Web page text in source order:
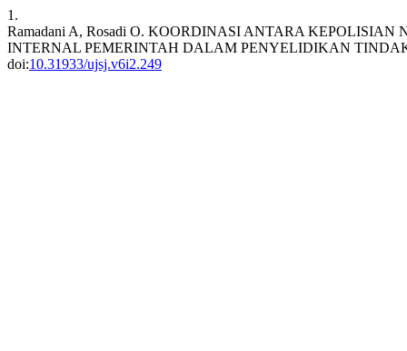
1.
Ramadani A, Rosadi O. KOORDINASI ANTARA
INTERNAL PEMERINTAH DALAM PENYELIDIKAN
doi:10.31933/ujsj.v6i2.249